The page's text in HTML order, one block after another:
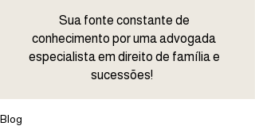
Sua fonte constante de
conhecimento por uma advogada
especialista em direito de família e
sucessões!
Blog